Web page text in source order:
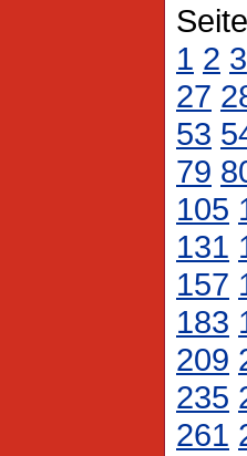
1 2 3
27
53
79
105
131
157
183
209
235
261